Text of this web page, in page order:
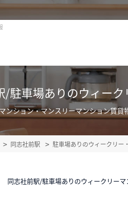
/駐車場ありのウィー
ション・マンスリーマンション賃
同志社前駅 駐車場ありのウィークリー
同志社前駅/駐車場ありのウィークリー